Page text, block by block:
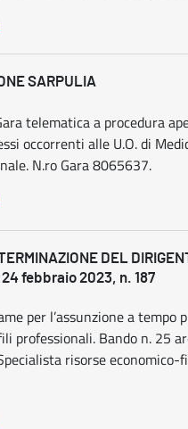
SARPULIA
telematica a procedura
occorrenti alle U.O. di
N.ro Gara 8065637.
DEL
24 febbraio 2023, n. 187
per l’assunzione a
professionali. Bando n. 25
risorse